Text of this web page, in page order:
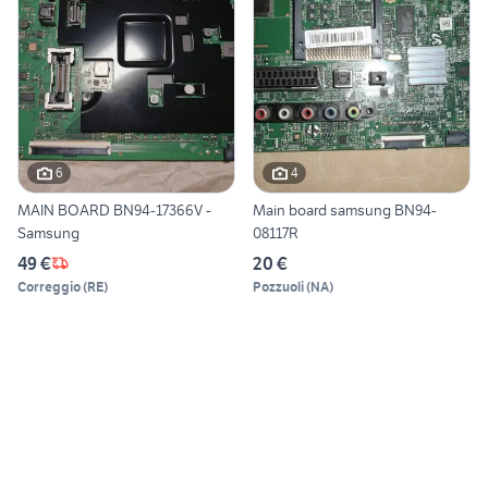
6
MAIN BOARD BN94-17366V -
Samsung
49 €
Correggio(RE)
4
Main board samsung BN94-
08117R
20 €
Pozzuoli(NA)